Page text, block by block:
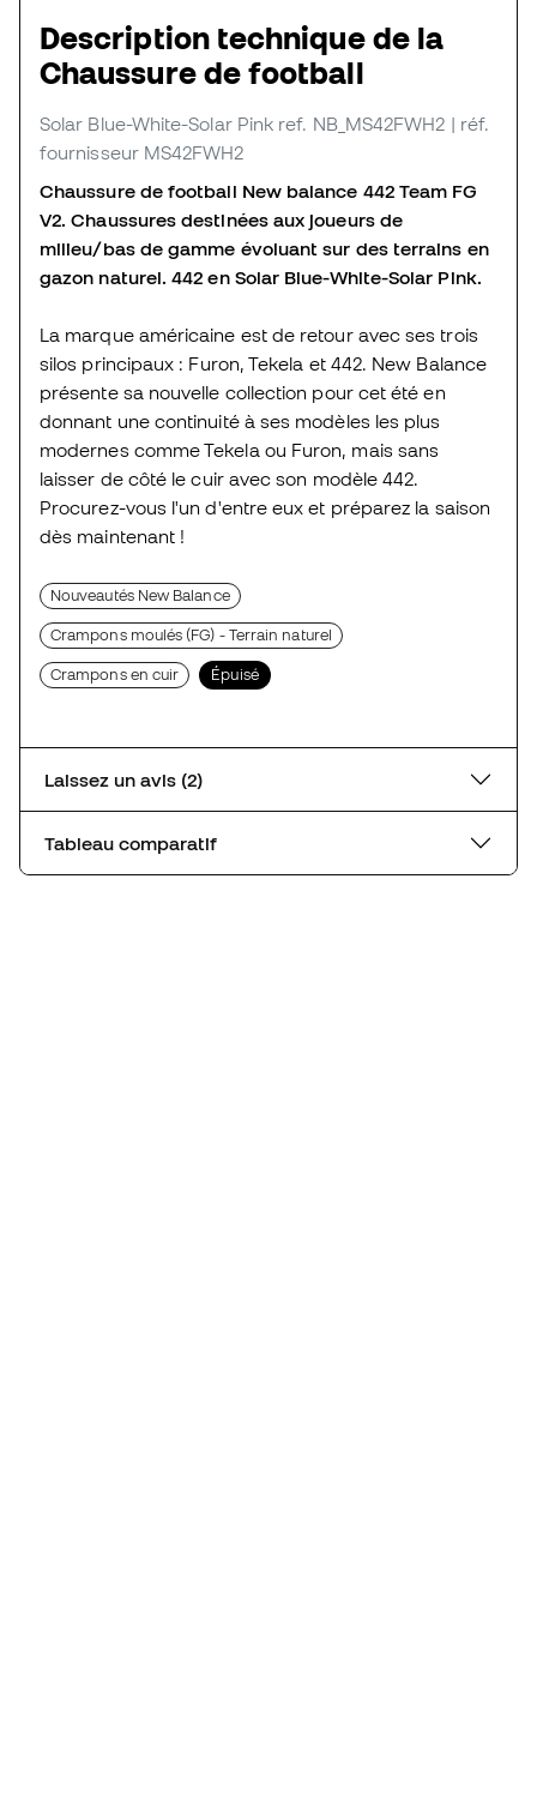
Description technique de la
Chaussure de football
Solar Blue-White-Solar Pink ref. NB_MS42FWH2 | réf.
fournisseur MS42FWH2
Chaussure de football New balance 442 Team FG
V2. Chaussures destinées aux joueurs de
milieu/bas de gamme évoluant sur des terrains en
gazon naturel. 442 en Solar Blue-White-Solar Pink.
La marque américaine est de retour avec ses trois
silos principaux : Furon, Tekela et 442. New Balance
présente sa nouvelle collection pour cet été en
donnant une continuité à ses modèles les plus
modernes comme Tekela ou Furon, mais sans
laisser de côté le cuir avec son modèle 442.
Procurez-vous l'un d'entre eux et préparez la saison
dès maintenant !
Nouveautés New Balance
Crampons moulés (FG) - Terrain naturel
Crampons en cuir Épuisé
Laissez un avis (2)
Tableau comparatif